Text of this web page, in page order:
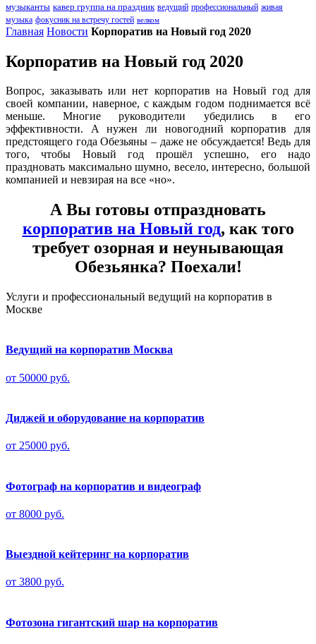
музыканты кавер группа на праздник ведущий профессиональный живая
музыка фокусник на встречу гостей велком
Главная Новости Корпоратив на Новый год 2020
Корпоратив на Новый год 2020
Вопрос, заказывать или нет корпоратив на Новый год для
своей компании, наверное, с каждым годом поднимается всё
меньше. Многие руководители убедились в его
эффективности. А нужен ли новогодний корпоратив для
предстоящего года Обезьяны – даже не обсуждается! Ведь для
того, чтобы Новый год прошёл успешно, его надо
праздновать максимально шумно, весело, интересно, большой
компанией и невзирая на все «но».
А Вы готовы отпраздновать
корпоратив на Новый год, как того
требует озорная и неунывающая
Обезьянка? Поехали!
Услуги и профессиональный ведущий на корпоратив в
Москве
Ведущий на корпоратив Москва
от 50000 руб.
Диджей и оборудование на корпоратив
от 25000 руб.
Фотограф на корпоратив и видеограф
от 8000 руб.
Выездной кейтеринг на корпоратив
от 3800 руб.
Фотозона гигантский шар на корпоратив